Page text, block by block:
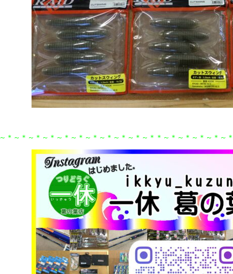
～＊～＊～＊～＊～＊～＊～＊～＊～＊～＊～＊＊～＊～＊～＊～＊～